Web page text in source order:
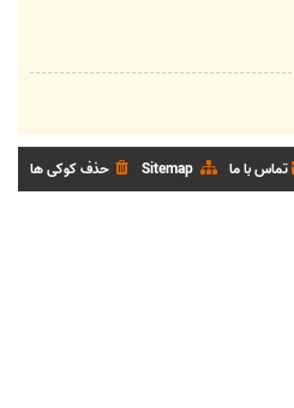
حذف کوکی ها Sitemap تماس با ما